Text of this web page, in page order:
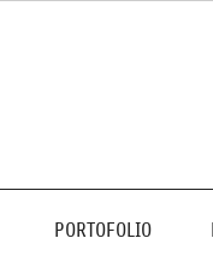
PORTOFOLIO